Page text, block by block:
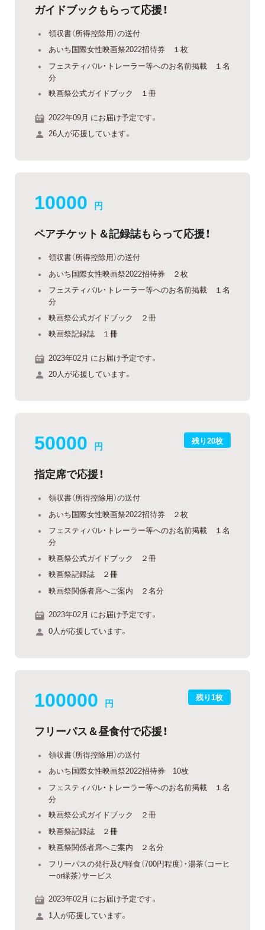
ガイドブックもらって応援！
領収書（所得控除用）の送付
あいち国際女性映画祭2022招待券 １枚
フェスティバル・トレーラー等へのお名前掲載 １名
分
映画祭公式ガイドブック １冊
2022年09月 にお届け予定です。
26人が応援しています。
10000 円
ペアチケット＆記録誌もらって応援！
領収書（所得控除用）の送付
あいち国際女性映画祭2022招待券 ２枚
フェスティバル・トレーラー等へのお名前掲載 １名
分
映画祭公式ガイドブック ２冊
映画祭記録誌 １冊
2023年02月 にお届け予定です。
20人が応援しています。
残り20枚
50000 円
指定席で応援！
領収書（所得控除用）の送付
あいち国際女性映画祭2022招待券 ２枚
フェスティバル・トレーラー等へのお名前掲載 １名
分
映画祭公式ガイドブック ２冊
映画祭記録誌 ２冊
映画祭関係者席へご案内 ２名分
2023年02月 にお届け予定です。
0人が応援しています。
残り1枚
100000 円
フリーパス＆昼食付で応援！
領収書（所得控除用）の送付
あいち国際女性映画祭2022招待券 10枚
フェスティバル・トレーラー等へのお名前掲載 １名
分
映画祭公式ガイドブック ２冊
映画祭記録誌 ２冊
映画祭関係者席へご案内 ２名分
フリーパスの発行及び軽食（700円程度）・湯茶（コーヒ
ーor緑茶）サービス
2023年02月 にお届け予定です。
1人が応援しています。